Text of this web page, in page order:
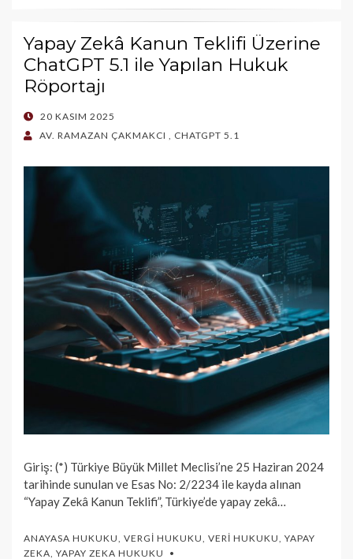
Yapay Zekâ Kanun Teklifi Üzerine
ChatGPT 5.1 ile Yapılan Hukuk
Röportajı
POSTED
ON
20 KASIM 2025
AV. RAMAZAN ÇAKMAKCI , CHATGPT 5.1
Giriş: (*) Türkiye Büyük Millet Meclisi’ne 25 Haziran 2024
tarihinde sunulan ve Esas No: 2/2234 ile kayda alınan
“Yapay Zekâ Kanun Teklifi”, Türkiye’de yapay zekâ…
ANAYASA HUKUKU VERGI HUKUKU VERI HUKUKU YAPAY
ZEKA YAPAY ZEKA HUKUKU